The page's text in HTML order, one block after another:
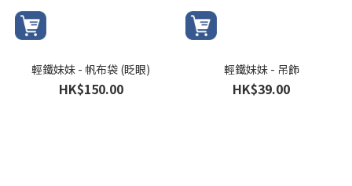
輕鐵妹妹 - 帆布袋 (眨眼)
HK$150.00
輕鐵妹妹 - 吊飾
HK$39.00